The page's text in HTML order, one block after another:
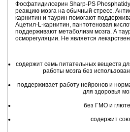
Фосфатидилсерин Sharp-PS
реакцию мозга на обычный стресс.
карнитин и таурин помогают
Ацетил-L-карнитин, пантотеновая
поддерживают метаболизм мозга. А
осморегуляции. Не является
содержит семь питательных веществ
работы мозга без
поддерживает работу нейронов и
для здоровья
без ГМО и
содержит сою